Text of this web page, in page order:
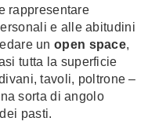
rappresentare
e alle abitudini
unopen space,
tutta la superficie
tavoli, poltrone –
sorta di angolo
pasti.